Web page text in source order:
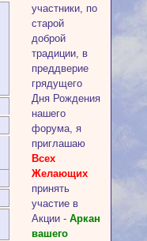
участники, по
старой
доброй
традиции, в
преддверие
грядущего
Дня Рождения
нашего
форума, я
приглашаю
Всех
Желающих
принять
участие в
Акции - Аркан
вашего